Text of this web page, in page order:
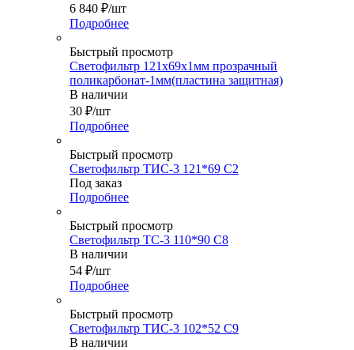
6 840 ₽/шт
Подробнее
Быстрый просмотр
Светофильтр 121х69х1мм прозрачный
поликарбонат-1мм(пластина защитная)
В наличии
30 ₽/шт
Подробнее
Быстрый просмотр
Светофильтр ТИС-3 121*69 С2
Под заказ
Подробнее
Быстрый просмотр
Светофильтр ТС-3 110*90 С8
В наличии
54 ₽/шт
Подробнее
Быстрый просмотр
Светофильтр ТИС-3 102*52 С9
В наличии